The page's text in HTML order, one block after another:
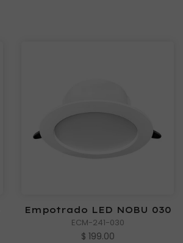
Empotrado LED NOBU 030
ECM-241-030
$ 199.00